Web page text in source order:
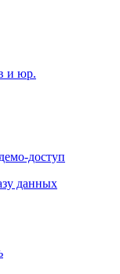
и юр.
демо-доступ
данных